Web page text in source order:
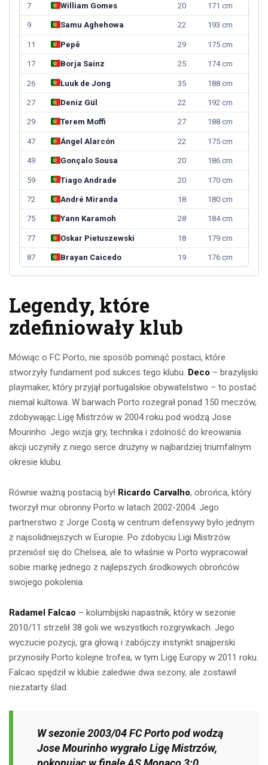
7 William Gomes 20 171 cm
9 Samu Aghehowa 22 193 cm
11 Pepê 29 175 cm
17 Borja Sainz 25 174 cm
26 Luuk de Jong 35 188 cm
27 Deniz Gül 22 192 cm
29 Terem Moffi 27 188 cm
47 Ángel Alarcón 22 175 cm
49 Gonçalo Sousa 20 186 cm
59 Tiago Andrade 20 170 cm
72 André Miranda 18 180 cm
75 Yann Karamoh 28 184 cm
77 Oskar Pietuszewski 18 179 cm
87 Brayan Caicedo 19 176 cm
Legendy, które
zdefiniowały klub
Mówiąc o FC Porto, nie sposób pominąć postaci, które
stworzyły fundament pod sukces tego klubu. Deco – brazylijski
playmaker, który przyjął portugalskie obywatelstwo – to postać
niemal kultowa. W barwach Porto rozegrał ponad 150 meczów,
zdobywając Ligę Mistrzów w 2004 roku pod wodzą Jose
Mourinho. Jego wizja gry, technika i zdolność do kreowania
akcji uczyniły z niego serce drużyny w najbardziej triumfalnym
okresie klubu.
Równie ważną postacią był Ricardo Carvalho, obrońca, który
tworzył mur obronny Porto w latach 2002-2004. Jego
partnerstwo z Jorge Costą w centrum defensywy było jednym
z najsolidniejszych w Europie. Po zdobyciu Ligi Mistrzów
przeniósł się do Chelsea, ale to właśnie w Porto wypracował
sobie markę jednego z najlepszych środkowych obrońców
swojego pokolenia.
Radamel Falcao – kolumbijski napastnik, który w sezonie
2010/11 strzelił 38 goli we wszystkich rozgrywkach. Jego
wyczucie pozycji, gra głową i zabójczy instynkt snajperski
przynosiły Porto kolejne trofea, w tym Ligę Europy w 2011 roku.
Falcao spędził w klubie zaledwie dwa sezony, ale zostawił
niezatarty ślad.
W sezonie 2003/04 FC Porto pod wodzą
Jose Mourinho wygrało Ligę Mistrzów,